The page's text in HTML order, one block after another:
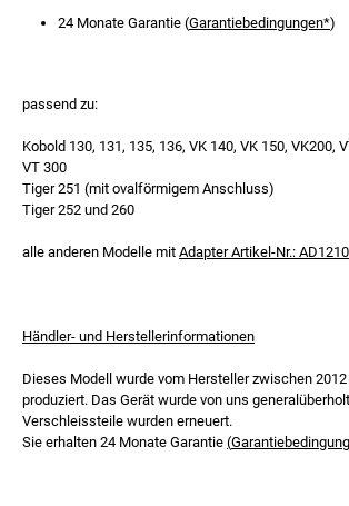
24 Monate Garantie (Garantiebedingungen*)
passend zu:
Kobold 130, 131, 135, 136, VK 140, VK 150, VK200,
VT 300
Tiger 251 (mit ovalförmigem Anschluss)
Tiger 252 und 260
alle anderen Modelle mit AdapterArtikel-Nr.:
Händler- und Herstellerinformationen
Dieses Modell wurde vom Hersteller zwischen
produziert. Das Gerät wurde von uns
Verschleissteile wurden erneuert.
Sie erhalten 24 Monate Garantie (